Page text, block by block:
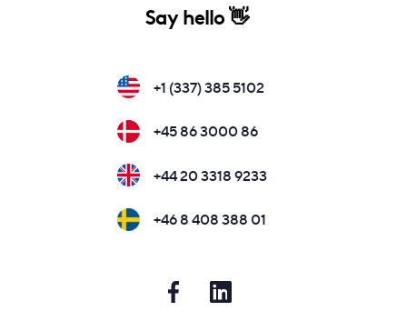
Say hello 👋
+1 (337) 385 5102
+45 86 3000 86
+44 20 3318 9233
+46 8 408 388 01